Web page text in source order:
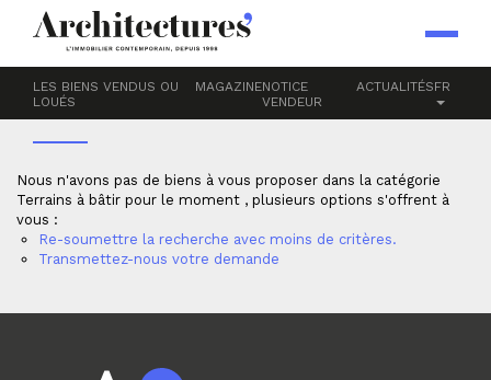
LES BIENS VENDUS OU
LOUÉS
MAGAZINENOTICE
VENDEUR
ACTUALITÉSFR
Accueil Terrains À BÂTIR
Nous n'avons pas de biens à vous proposer dans la catégorie
Terrains à bâtir pour le moment , plusieurs options s'offrent à
vous :
Re-soumettre la recherche avec moins de critères.
Transmettez-nous votre demande